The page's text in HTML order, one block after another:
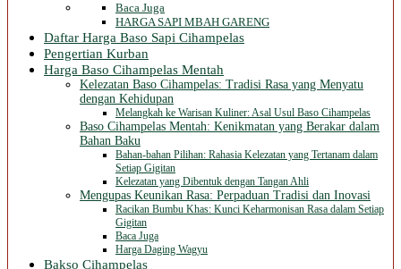
Baca Juga
HARGA SAPI MBAH GARENG
Daftar Harga Baso Sapi Cihampelas
Pengertian Kurban
Harga Baso Cihampelas Mentah
Kelezatan Baso Cihampelas: Tradisi Rasa yang Menyatu
dengan Kehidupan
Melangkah ke Warisan Kuliner: Asal Usul Baso Cihampelas
Baso Cihampelas Mentah: Kenikmatan yang Berakar dalam
Bahan Baku
Bahan-bahan Pilihan: Rahasia Kelezatan yang Tertanam dalam
Setiap Gigitan
Kelezatan yang Dibentuk dengan Tangan Ahli
Mengupas Keunikan Rasa: Perpaduan Tradisi dan Inovasi
Racikan Bumbu Khas: Kunci Keharmonisan Rasa dalam Setiap
Gigitan
Baca Juga
Harga Daging Wagyu
Bakso Cihampelas